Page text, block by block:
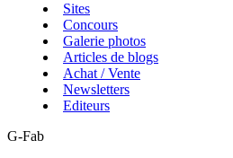
Sites
Concours
Galerie photos
Articles de blogs
Achat / Vente
Newsletters
Editeurs
G-Fab